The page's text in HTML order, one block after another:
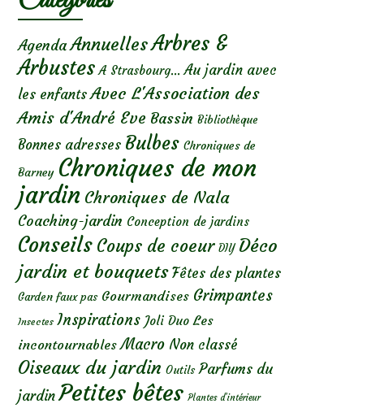
Agenda AnnuellesArbres &
Arbustes A Strasbourg... Au jardin avec
les enfants Avec L'Association des
Amis d'André Eve Bassin Bibliothèque
Bonnes adresses Bulbes Chroniques de
Barney Chroniques de mon
jardin Chroniques de Nala
Coaching-jardin Conception de jardins
Conseils Coups de coeur DIY Déco
jardin et bouquets Fêtes des plantes
Garden faux pas Gourmandises Grimpantes
Insectes Inspirations Joli Duo Les
incontournables Macro Non classé
Oiseaux du jardin Outils Parfums du
jardin Petites bêtes Plantes d’intérieur